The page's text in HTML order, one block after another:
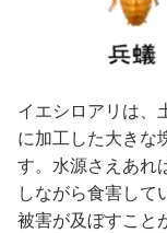
イエシロアリは、
に加工した大きな
す。水源さえあれ
しながら食害して
被害が及ぼすこと